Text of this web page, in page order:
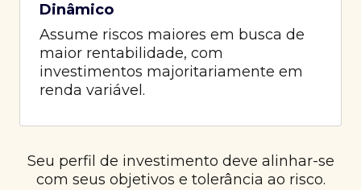
Dinâmico
Assume riscos maiores em busca de
maior rentabilidade, com
investimentos majoritariamente em
renda variável.
Seu perfil de investimento deve alinhar-se
com seus objetivos e tolerância ao risco.